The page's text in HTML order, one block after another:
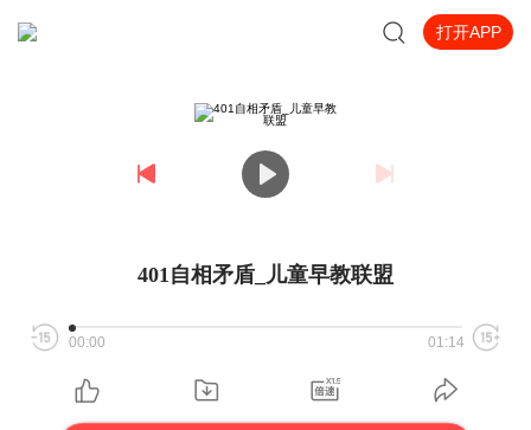
打开APP
401自相矛盾_儿童早教联盟
00:00 01:14